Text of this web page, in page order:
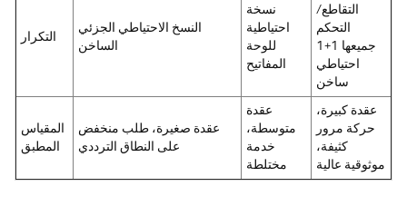
التكرار
النسخ الاحتياطي الجزئي
الساخن
نسخة
احتياطية
للوحة
المفاتيح
التقاطع/
التحكم
جميعها 1+1
احتياطي
ساخن
المقياس
المطبق
عقدة صغيرة، طلب منخفض
على النطاق الترددي
عقدة
متوسطة،
خدمة
مختلطة
عقدة كبيرة،
حركة مرور
كثيفة،
موثوقية عالية